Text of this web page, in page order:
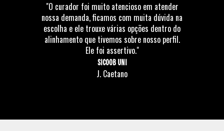
"O curador foi muito atencioso em atender
nossa demanda, ficamos com muita dúvida na
escolha e ele trouxe várias opções dentro do
alinhamento que tivemos sobre nosso perfil.
Ele foi assertivo."
SICOOB UNI
J. Caetano